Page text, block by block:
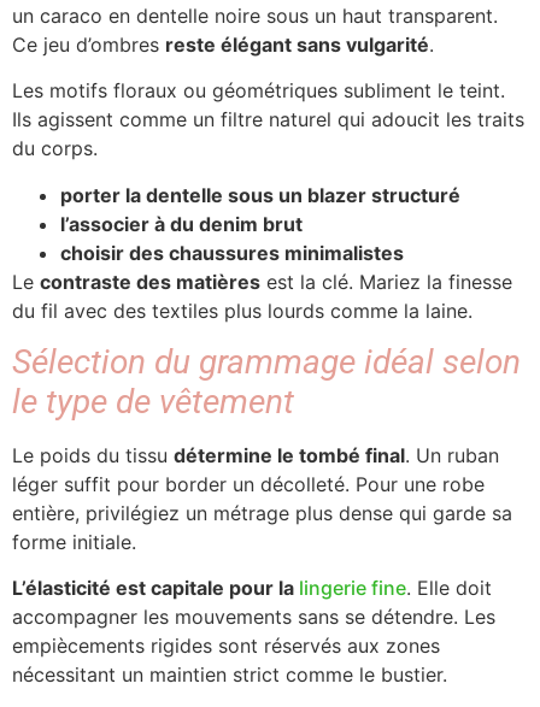
un caraco en dentelle noire sous un haut transparent.
Ce jeu d’ombres reste élégant sans vulgarité.
Les motifs floraux ou géométriques subliment le teint.
Ils agissent comme un filtre naturel qui adoucit les traits
du corps.
porter la dentelle sous un blazer structuré
l’associer à du denim brut
choisir des chaussures minimalistes
Le contraste des matières est la clé. Mariez la finesse
du fil avec des textiles plus lourds comme la laine.
Sélection du grammage idéal selon
le type de vêtement
Le poids du tissu détermine le tombé final. Un ruban
léger suffit pour border un décolleté. Pour une robe
entière, privilégiez un métrage plus dense qui garde sa
forme initiale.
L’élasticité est capitale pour la lingerie fine. Elle doit
accompagner les mouvements sans se détendre. Les
empiècements rigides sont réservés aux zones
nécessitant un maintien strict comme le bustier.